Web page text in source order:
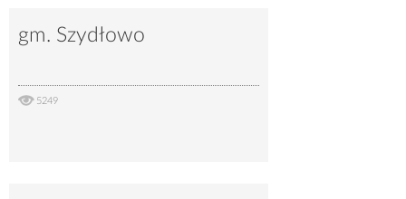
gm. Szydłowo
5249